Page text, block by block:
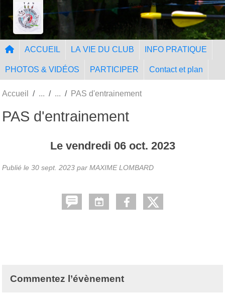
Tir à l'Arc Nangissien
ACCUEIL LA VIE DU CLUB INFO PRATIQUE
PHOTOS & VIDÉOS PARTICIPER Contact et plan
Accueil PAS d'entrainement
PAS d'entrainement
Le vendredi 06 oct. 2023
Publié le 30 sept. 2023 par MAXIME LOMBARD
Commentez l’évènement
Panneau de gestion des cookies